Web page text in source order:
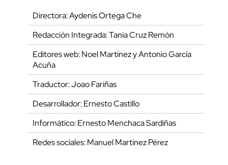
Directora: Aydenis Ortega Che
Redacción Integrada: Tania Cruz Remón
Editores web: Noel Martínez y Antonio García
Acuña
Traductor: Joao Fariñas
Desarrollador: Ernesto Castillo
Informático: Ernesto Menchaca Sardiñas
Redes sociales: Manuel Martínez Pérez